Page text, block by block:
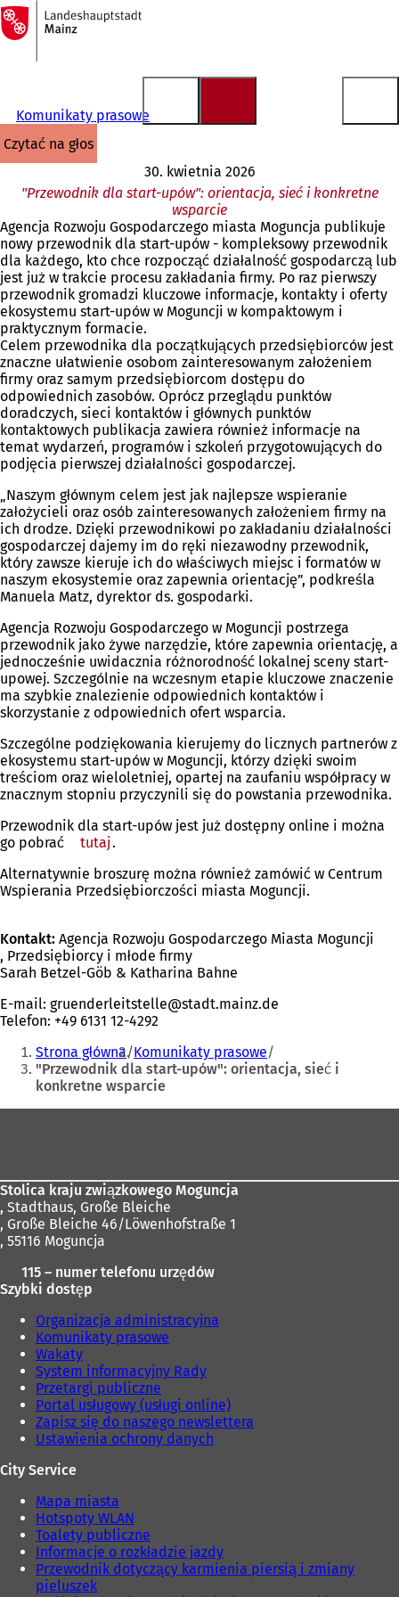
Przejdź do treści
Do
strony
głównej
Komunikaty prasowe
czytać na głos
30. kwietnia 2026
"Przewodnik dla start-upów": orientacja, sieć i konkretne
wsparcie
Agencja Rozwoju Gospodarczego miasta Moguncja publikuje
nowy przewodnik dla start-upów - kompleksowy przewodnik
dla każdego, kto chce rozpocząć działalność gospodarczą lub
jest już w trakcie procesu zakładania firmy. Po raz pierwszy
przewodnik gromadzi kluczowe informacje, kontakty i oferty
ekosystemu start-upów w Moguncji w kompaktowym i
praktycznym formacie.
Celem przewodnika dla początkujących przedsiębiorców jest
znaczne ułatwienie osobom zainteresowanym założeniem
firmy oraz samym przedsiębiorcom dostępu do
odpowiednich zasobów. Oprócz przeglądu punktów
doradczych, sieci kontaktów i głównych punktów
kontaktowych publikacja zawiera również informacje na
temat wydarzeń, programów i szkoleń przygotowujących do
podjęcia pierwszej działalności gospodarczej.
„Naszym głównym celem jest jak najlepsze wspieranie
założycieli oraz osób zainteresowanych założeniem firmy na
ich drodze. Dzięki przewodnikowi po zakładaniu działalności
gospodarczej dajemy im do ręki niezawodny przewodnik,
który zawsze kieruje ich do właściwych miejsc i formatów w
naszym ekosystemie oraz zapewnia orientację”, podkreśla
Manuela Matz, dyrektor ds. gospodarki.
Agencja Rozwoju Gospodarczego w Moguncji postrzega
przewodnik jako żywe narzędzie, które zapewnia orientację, a
jednocześnie uwidacznia różnorodność lokalnej sceny start-
upowej. Szczególnie na wczesnym etapie kluczowe znaczenie
ma szybkie znalezienie odpowiednich kontaktów i
skorzystanie z odpowiednich ofert wsparcia.
Szczególne podziękowania kierujemy do licznych partnerów z
ekosystemu start-upów w Moguncji, którzy dzięki swoim
treściom oraz wieloletniej, opartej na zaufaniu współpracy w
znacznym stopniu przyczynili się do powstania przewodnika.
Przewodnik dla start-upów jest już dostępny online i można
go pobrać
tutaj(Otwiera
w
nowej
.
Alternatywnie broszurę można również zamówić w Centrum
Wspierania Przedsiębiorczości miasta Moguncji.
Kontakt: Agencja Rozwoju Gospodarczego Miasta Moguncji
, Przedsiębiorcy i młode firmy
Sarah Betzel-Göb & Katharina Bahne
E-mail: gruenderleitstelle stadt.mainz de
Telefon: +49 6131 12-4292
Jesteś
tutaj:
Strona główna Komunikaty prasowe
"Przewodnik dla start-upów": orientacja, sieć i
konkretne wsparcie
Stolica kraju związkowego Moguncja
, Stadthaus, Große Bleiche
, Große Bleiche 46/Löwenhofstraße 1
, 55116 Moguncja
115 – numer telefonu urzędów
Szybki dostęp
Organizacja administracyjna
Komunikaty prasowe
Wakaty
System informacyjny Rady
Przetargi publiczne
Portal usługowy (usługi online)
Zapisz się do naszego newslettera
Ustawienia ochrony danych
City Service
Mapa miasta
Hotspoty WLAN
Toalety publiczne
Informacje o rozkładzie jazdy
Przewodnik dotyczący karmienia piersią i zmiany
pieluszek